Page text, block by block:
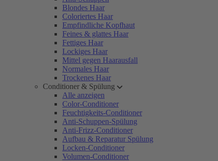
Blondes Haar
Coloriertes Haar
Empfindliche Kopfhaut
Feines & glattes Haar
Fettiges Haar
Lockiges Haar
Mittel gegen Haarausfall
Normales Haar
Trockenes Haar
Conditioner & Spülung
Alle anzeigen
Color-Conditioner
Feuchtigkeits-Conditioner
Anti-Schuppen-Spülung
Anti-Frizz-Conditioner
Aufbau & Reparatur Spülung
Locken-Conditioner
Volumen-Conditioner